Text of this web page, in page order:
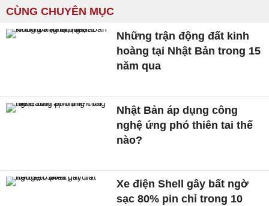
CÙNG CHUYÊN MỤC
Những trận động đất kinh
hoàng tại Nhật Bản trong 15
năm qua
Nhật Bản áp dụng công
nghệ ứng phó thiên tai thế
nào?
Xe điện Shell gây bất ngờ
sạc 80% pin chỉ trong 10